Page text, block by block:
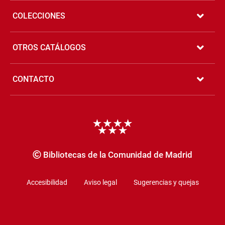
COLECCIONES
OTROS CATÁLOGOS
CONTACTO
Bibliotecas de la Comunidad de Madrid
Accesibilidad Aviso legal Sugerencias y quejas